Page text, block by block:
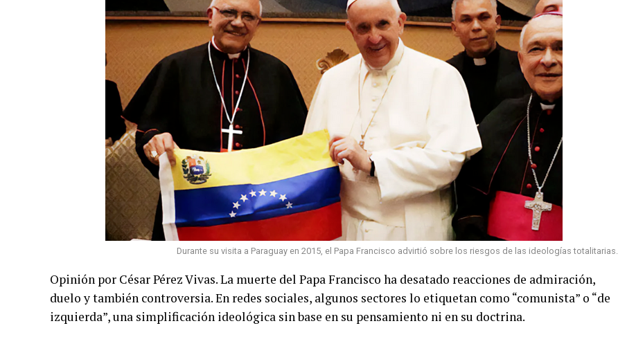
Durante su visita a Paraguay en 2015, el Papa Francisco advirtió sobre los riesgos de las ideologías totalitarias.
Opinión por César Pérez Vivas. La muerte del Papa Francisco ha desatado reacciones de admiración,
duelo y también controversia. En redes sociales, algunos sectores lo etiquetan como “comunista” o “de
izquierda”, una simplificación ideológica sin base en su pensamiento ni en su doctrina.